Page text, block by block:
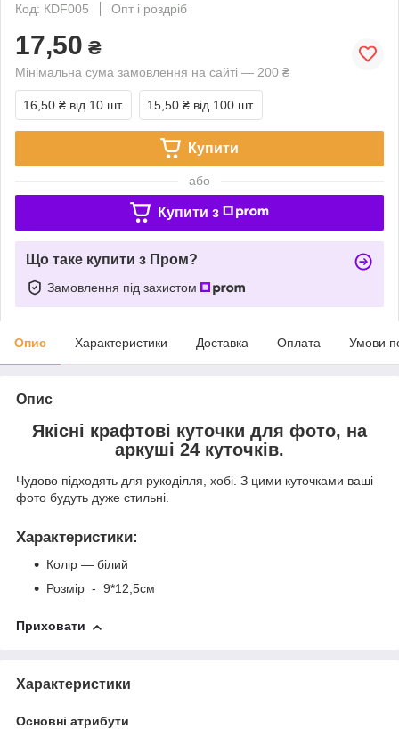
Код: КDF005
Опт і роздріб
17,50 ₴
Мінімальна сума замовлення на сайті — 200 ₴
16,50 ₴ від 10 шт. 15,50 ₴ від 100 шт.
Купити
або
Купити з
Що таке купити з Пром?
Замовлення під захистом
Опис Характеристики Доставка Оплата Умови
Опис
Якісні крафтові куточки для фото, на
аркуші 24 куточків.
Чудово підходять для рукоділля, хобі. З цими куточками ваші
фото будуть дуже стильні.
Характеристики:
Колір — білий
Розмір - 9*12,5см
Приховати
Характеристики
Основні атрибути